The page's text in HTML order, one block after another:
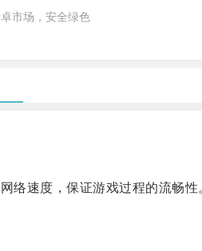
市场，安全绿色
速度，保证游戏过程的流畅性